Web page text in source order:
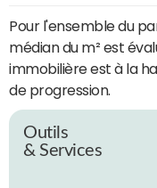
Pour l'ensemble du
médian du m² est
immobilière est à la
de progression.
Outils
& Services